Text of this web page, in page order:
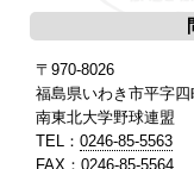
〒970-8026
福島県いわき市平字
南東北大学野球連盟
TEL： 0246-85-5563
FAX：0246-85-5564